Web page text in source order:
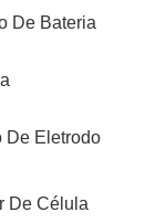
De Bateria
De Eletrodo
De Célula